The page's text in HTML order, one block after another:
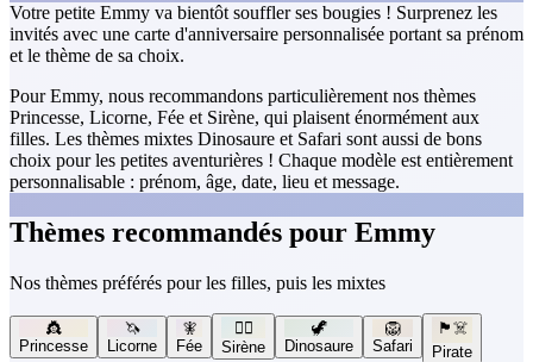
Votre petite Emmy va bientôt souffler ses bougies ! Surprenez les
invités avec une carte d'anniversaire personnalisée portant sa prénom
et le thème de sa choix.
Pour Emmy, nous recommandons particulièrement nos thèmes
Princesse, Licorne, Fée et Sirène, qui plaisent énormément aux
filles. Les thèmes mixtes Dinosaure et Safari sont aussi de bons
choix pour les petites aventurières ! Chaque modèle est entièrement
personnalisable : prénom, âge, date, lieu et message.
Thèmes recommandés pour Emmy
Nos thèmes préférés pour les filles, puis les mixtes
👸
Princesse
🦄
Licorne
🧚
Fée
🧜‍♀️
Sirène
🦖
Dinosaure
🦁
Safari
🏴‍☠️
Pirate